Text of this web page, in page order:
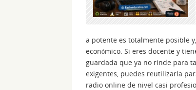
a potente es totalmente posible
económico. Si eres docente y
guardada que ya no rinde para
exigentes, puedes reutilizarla
radio online de nivel casi